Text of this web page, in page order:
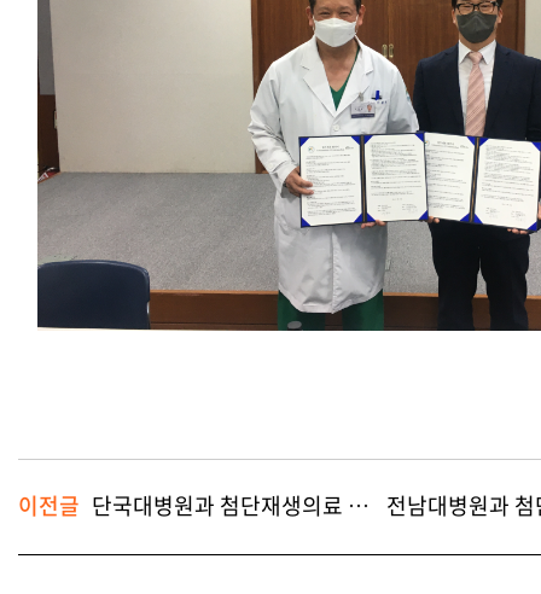
이전글 단국대병원과 첨단재생의료 부문 MOU 체결